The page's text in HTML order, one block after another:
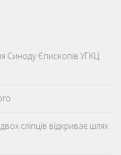
Синоду Єпископів УГКЦ
сліпців відкриває шлях